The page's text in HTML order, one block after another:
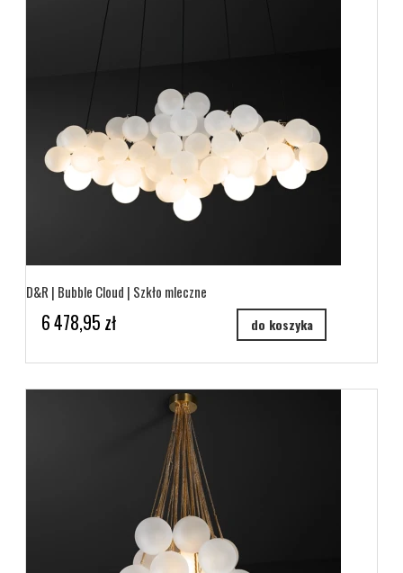
D&R | Bubble Cloud | Szkło mleczne
6 478,95 zł do koszyka